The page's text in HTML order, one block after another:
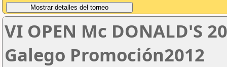
VI OPEN Mc DONALD'S
Galego Promoción2012